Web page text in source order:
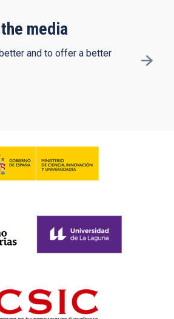
media
and to offer a better